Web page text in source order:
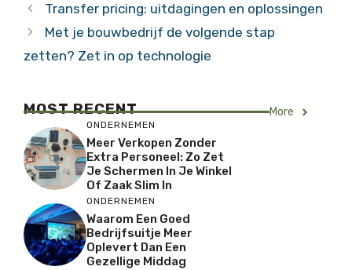
Transfer pricing: uitdagingen en oplossingen
Met je bouwbedrijf de volgende stap
zetten? Zet in op technologie
MOST RECENT More
ONDERNEMEN
Meer Verkopen Zonder
Extra Personeel: Zo Zet
Je Schermen In Je Winkel
Of Zaak Slim In
ONDERNEMEN
Waarom Een Goed
Bedrijfsuitje Meer
Oplevert Dan Een
Gezellige Middag